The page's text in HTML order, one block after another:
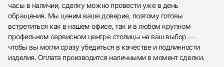
часы в наличии, сделку можно провести уже в день
обращения. Мы ценим ваше доверие, поэтому готовы
встретиться как в нашем офисе, так и в любом крупном
профильном сервисном центре столицы на ваш выбор —
чтобы вы могли сразу убедиться в качестве и подлинности
изделия. Оплата производится наличными в момент сделки.
Приложите фото ваших часов…